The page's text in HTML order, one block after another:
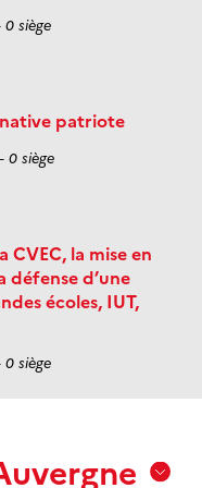
siège
patriote
0 siège
CVEC, la mise en
d’une
écoles, IUT,
siège